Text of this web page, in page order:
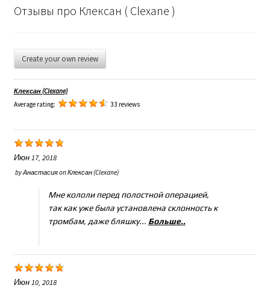
Отзывы про Клексан ( Clexane )
Create your own review
Клексан (Clexane)
Average rating:
33 reviews
Июн 17, 2018
byАнастасияonКлексан (Clexane)
Мне кололи перед полостной операцией,
так как уже была установлена склонность к
тромбам, даже бляшку... Больше..
Июн 10, 2018